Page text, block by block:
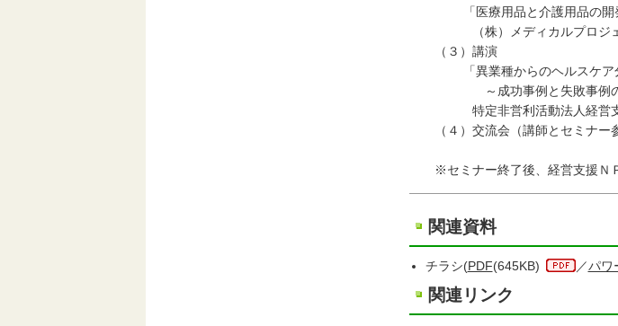
「医療用品と介護用品の開
（株）メディカルプロジェ
（３）講演
「異業種からのヘルスケア分
～成功事例と失敗事例の
特定非営利活動法人経営支
（４）交流会（講師とセミナー参
※セミナー終了後、経営支援ＮＰ
関連資料
チラシ(PDF(645KB) ／パワ
関連リンク